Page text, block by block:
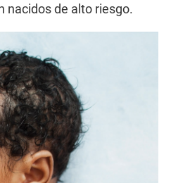
nacidos de alto riesgo.